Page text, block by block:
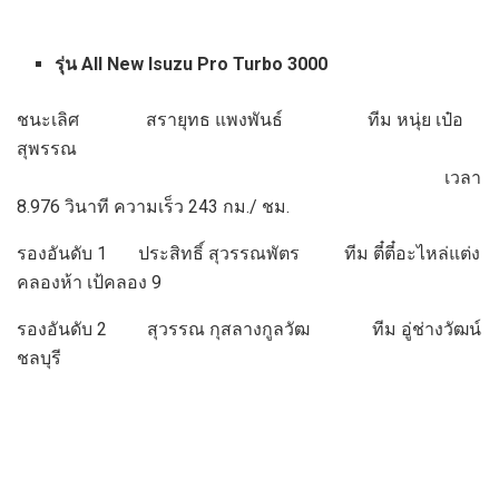
รุ่น All New Isuzu Pro Turbo 3000
ชนะเลิศ สรายุทธ แพงพันธ์ ทีม หนุ่ย เป๋อ
สุพรรณ
เวลา
8.976 วินาที ความเร็ว 243 กม./ ชม.
รองอันดับ 1 ประสิทธิ์ สุวรรณพัตร ทีม ตี๋ตี๋อะไหล่แต่ง
คลองห้า เป้คลอง 9
รองอันดับ 2 สุวรรณ กุสลางกูลวัฒ ทีม อู่ช่างวัฒน์
ชลบุรี